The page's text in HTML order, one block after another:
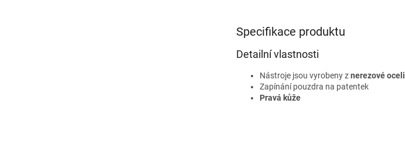
Specifikace produktu
Detailní vlastnosti
Nástroje jsou vyrobeny znerezové oceli
Zapínání pouzdra na patentek
Pravá kůže